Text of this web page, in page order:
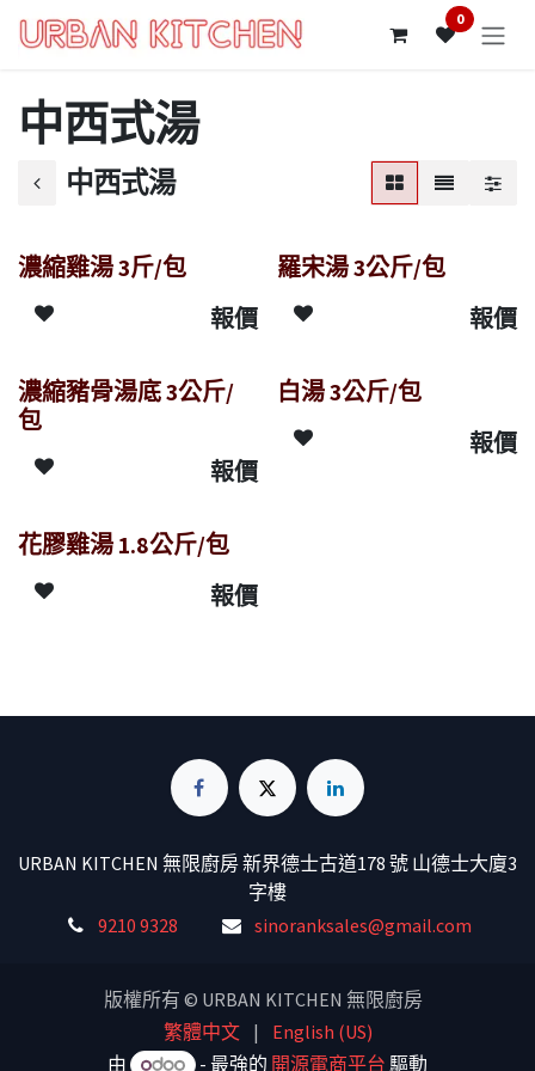
跳至內容 0
中西式湯
中西式湯
濃縮雞湯 3斤/包
報價
羅宋湯 3公斤/包
報價
濃縮豬骨湯底 3公斤/
包
報價
白湯 3公斤/包
報價
花膠雞湯 1.8公斤/包
報價
URBAN KITCHEN 無限廚房 新界德士古道178 號 山德士大廈3
字樓
9210 9328
sinoranksales@gmail.com
版權所有 © URBAN KITCHEN 無限廚房
繁體中文
|
English (US)
由
- 最強的 開源電商平台 驅動